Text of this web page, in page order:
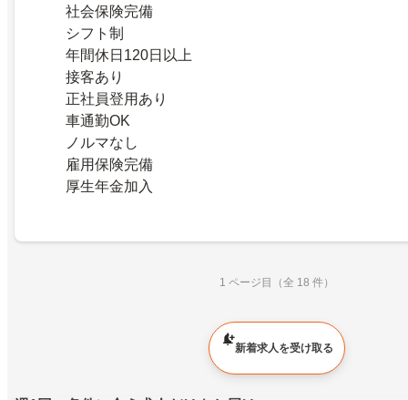
社会保険完備
シフト制
年間休日120日以上
接客あり
正社員登用あり
車通勤OK
ノルマなし
雇用保険完備
厚生年金加入
1 ページ目（全 18 件）
新着求人を受け取る